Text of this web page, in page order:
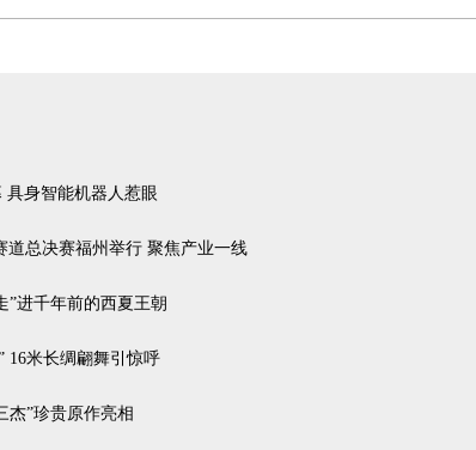
具身智能机器人惹眼
道总决赛福州举行 聚焦产业一线
”进千年前的西夏王朝
16米长绸翩舞引惊呼
杰”珍贵原作亮相